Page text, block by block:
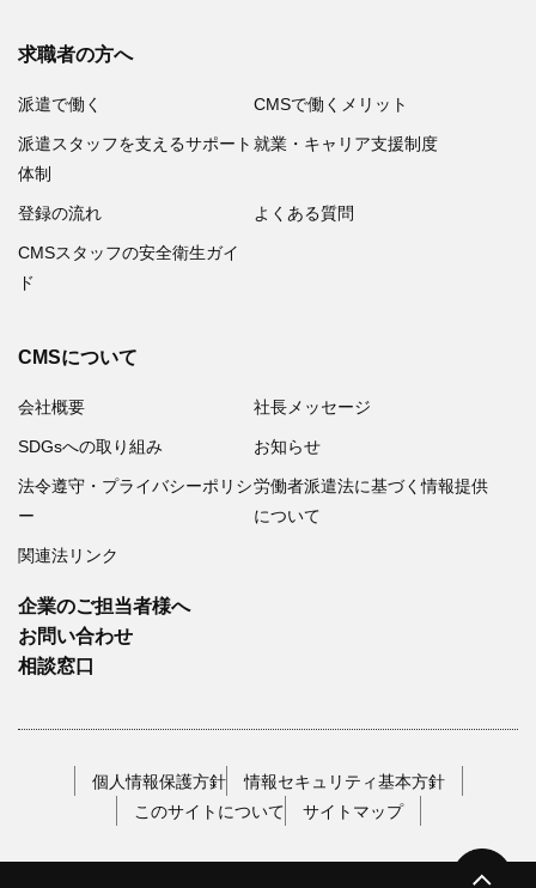
求職者の方へ
派遣で働く CMSで働くメリット
派遣スタッフを支えるサポート
体制
就業・キャリア支援制度
登録の流れ よくある質問
CMSスタッフの安全衛生ガイ
ド
CMSについて
会社概要 社長メッセージ
SDGsへの取り組み お知らせ
法令遵守・プライバシーポリシ
ー
労働者派遣法に基づく情報提供
について
関連法リンク
企業のご担当者様へ
お問い合わせ
相談窓口
個人情報保護方針
情報セキュリティ基本方針
このサイトについて
サイトマップ